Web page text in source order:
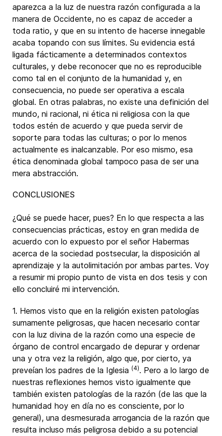
aparezca a la luz de nuestra razón configurada a la
manera de Occidente, no es capaz de acceder a
toda ratio, y que en su intento de hacerse innegable
acaba topando con sus límites. Su evidencia está
ligada fácticamente a determinados contextos
culturales, y debe reconocer que no es reproducible
como tal en el conjunto de la humanidad y, en
consecuencia, no puede ser operativa a escala
global. En otras palabras, no existe una definición del
mundo, ni racional, ni ética ni religiosa con la que
todos estén de acuerdo y que pueda servir de
soporte para todas las culturas; o por lo menos
actualmente es inalcanzable. Por eso mismo, esa
ética denominada global tampoco pasa de ser una
mera abstracción.
CONCLUSIONES
¿Qué se puede hacer, pues? En lo que respecta a las
consecuencias prácticas, estoy en gran medida de
acuerdo con lo expuesto por el señor Habermas
acerca de la sociedad postsecular, la disposición al
aprendizaje y la autolimitación por ambas partes. Voy
a resumir mi propio punto de vista en dos tesis y con
ello concluiré mi intervención.
1. Hemos visto que en la religión existen patologías
sumamente peligrosas, que hacen necesario contar
con la luz divina de la razón como una especie de
órgano de control encargado de depurar y ordenar
una y otra vez la religión, algo que, por cierto, ya
preveían los padres de la Iglesia (4). Pero a lo largo de
nuestras reflexiones hemos visto igualmente que
también existen patologías de la razón (de las que la
humanidad hoy en día no es consciente, por lo
general), una desmesurada arrogancia de la razón que
resulta incluso más peligrosa debido a su potencial